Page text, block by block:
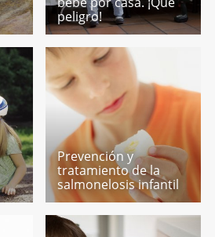
peligro!
Prevención y
tratamiento de la
salmonelosis infantil